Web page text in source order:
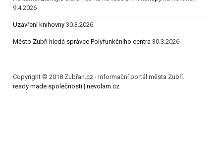
9.4.2026
Uzavření knihovny 30.3.2026
Město Zubří hledá správce Polyfunkčního centra 30.3.2026
Copyright © 2018 Zubřan.cz - Informační portál města Zubří.
ready made společnosti | nevolam.cz